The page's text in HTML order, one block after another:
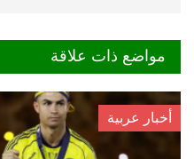
مواضع ذات علاقة
أخبار عربية